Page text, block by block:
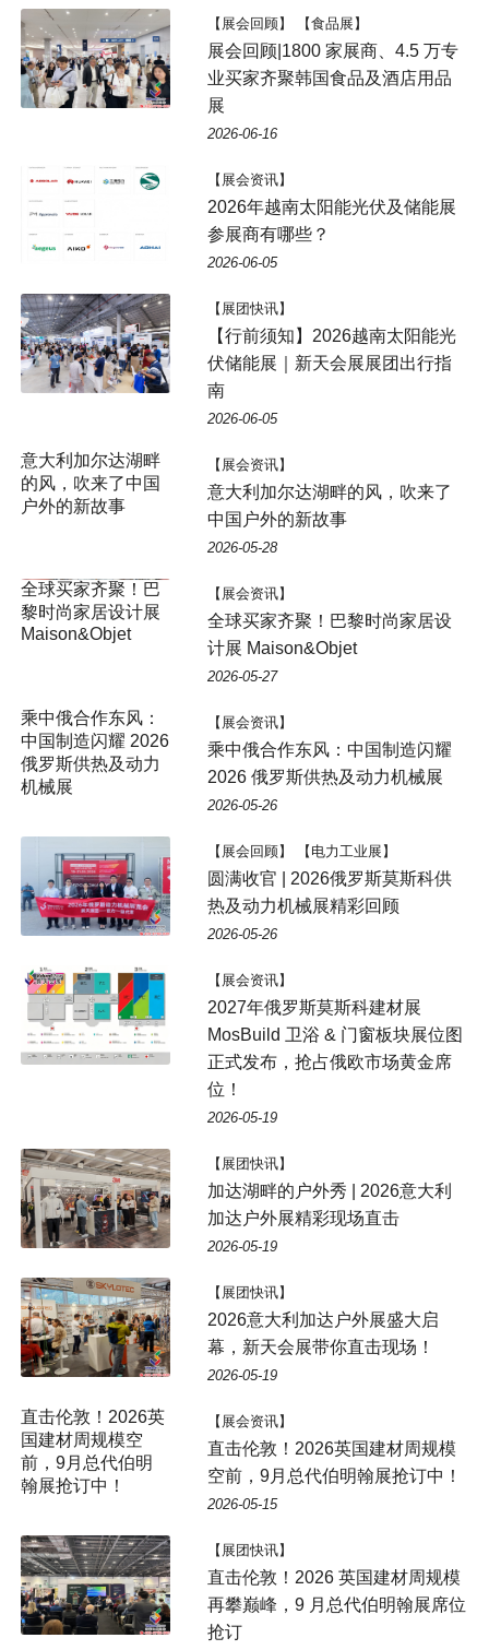
【展会回顾】 【食品展】
展会回顾|1800 家展商、4.5 万专
业买家齐聚韩国食品及酒店用品
展
2026-06-16
【展会资讯】
2026年越南太阳能光伏及储能展
参展商有哪些？
2026-06-05
【展团快讯】
【行前须知】2026越南太阳能光
伏储能展｜新天会展展团出行指
南
2026-06-05
【展会资讯】
意大利加尔达湖畔的风，吹来了
中国户外的新故事
2026-05-28
【展会资讯】
全球买家齐聚！巴黎时尚家居设
计展 Maison&Objet
2026-05-27
【展会资讯】
乘中俄合作东风：中国制造闪耀
2026 俄罗斯供热及动力机械展
2026-05-26
【展会回顾】 【电力工业展】
圆满收官 | 2026俄罗斯莫斯科供
热及动力机械展精彩回顾
2026-05-26
【展会资讯】
2027年俄罗斯莫斯科建材展
MosBuild 卫浴 & 门窗板块展位图
正式发布，抢占俄欧市场黄金席
位！
2026-05-19
【展团快讯】
加达湖畔的户外秀 | 2026意大利
加达户外展精彩现场直击
2026-05-19
【展团快讯】
2026意大利加达户外展盛大启
幕，新天会展带你直击现场！
2026-05-19
【展会资讯】
直击伦敦！2026英国建材周规模
空前，9月总代伯明翰展抢订中！
2026-05-15
【展团快讯】
直击伦敦！2026 英国建材周规模
再攀巅峰，9 月总代伯明翰展席位
抢订